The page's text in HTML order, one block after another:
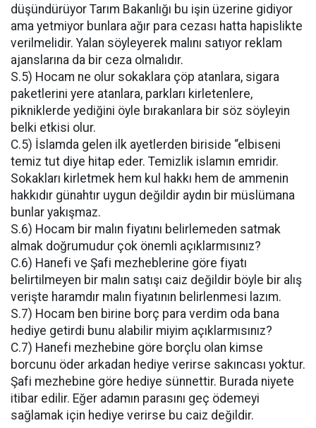
düşündürüyor Tarım Bakanlığı bu işin üzerine gidiyor
ama yetmiyor bunlara ağır para cezası hatta hapislikte
verilmelidir. Yalan söyleyerek malını satıyor reklam
ajanslarına da bir ceza olmalıdır.
S.5) Hocam ne olur sokaklara çöp atanlara, sigara
paketlerini yere atanlara, parkları kirletenlere,
pikniklerde yediğini öyle bırakanlara bir söz söyleyin
belki etkisi olur.
C.5) İslamda gelen ilk ayetlerden biriside “elbiseni
temiz tut diye hitap eder. Temizlik islamın emridir.
Sokakları kirletmek hem kul hakkı hem de ammenin
hakkıdır günahtır uygun değildir aydın bir müslümana
bunlar yakışmaz.
S.6) Hocam bir malın fiyatını belirlemeden satmak
almak doğrumudur çok önemli açıklarmısınız?
C.6) Hanefi ve Şafi mezheblerine göre fiyatı
belirtilmeyen bir malın satışı caiz değildir böyle bir alış
verişte haramdır malın fiyatının belirlenmesi lazım.
S.7) Hocam ben birine borç para verdim oda bana
hediye getirdi bunu alabilir miyim açıklarmısınız?
C.7) Hanefi mezhebine göre borçlu olan kimse
borcunu öder arkadan hediye verirse sakıncası yoktur.
Şafi mezhebine göre hediye sünnettir. Burada niyete
itibar edilir. Eğer adamın parasını geç ödemeyi
sağlamak için hediye verirse bu caiz değildir.